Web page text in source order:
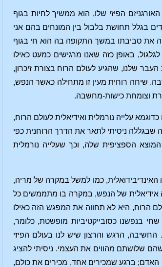
הפיזי שלו, הוא ממשיך לחיות בגוף
בגלל תחושת בלבול בין המונחים בהם אני
את סביבתו במשך התקופה בה הוא חי בגוף
באופן כזה שאנו מרגישים כמעט כאילו
שלנו, שהגיע לעולם הרוח בצורת זיכרון,
שיחה רוחית מעין זו מתחילה כאשר הנפש,
וצומחת כישות-מחשבה.
עלייה נורמלית ואידיאלית לעולם הרוח,
שבגללה ניסיתי לתאר את הדרך הרוחנית כפי
הספציפית שלה, וכך שעלייה נורמלית
כמו למשל במקרה של מריה,
אידיאלית של הנפש, במקרה בו מתממשים כל
הרוח, היא לא תחווה את המפגש הזה כאילו
בנפשנו כסובייקטיביות מופשטת, כלומר,
הרגש והרצון שיש לנו בעולם הפיזי
שלושתם מהווים את העצמי. ניסיתי להציג
האדם; ברגע שמכירים אחד, מכירים את כולם,